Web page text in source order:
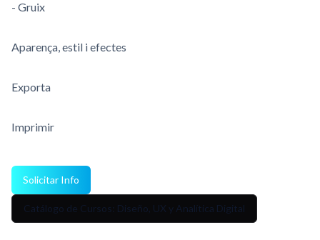
- Gruix
Aparença, estil i efectes
Exporta
Imprimir
Solicitar Info
Catálogo de Cursos: Diseño, UX y Analítica Digital